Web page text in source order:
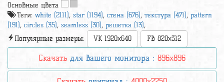
Основные цвета
Теги: white (2111), star (1194), стена (676), текстура (471), pattern
(191), circles (35), seamless (30), решетка (13),
Популярные размеры:
VK 1920x640 FB 820x312
Скачать для вашего монитора : 896x896